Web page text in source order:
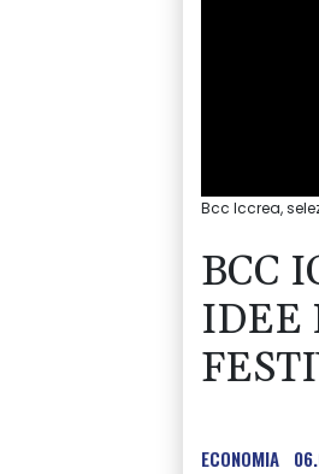
Bcc Iccrea,
BCC
IDEE
ECONOMIA